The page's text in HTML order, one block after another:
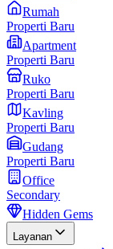
Rumah
Properti Baru
Apartment
Properti Baru
Ruko
Properti Baru
Kavling
Properti Baru
Gudang
Properti Baru
Office
Secondary
Hidden Gems
Layanan